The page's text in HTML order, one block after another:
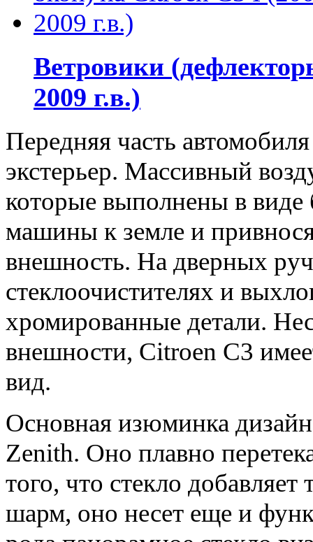
Ветровики
2009 г.в.)
Передняя часть
экстерьер. Массивный
которые выполнены в
машины к земле и
внешность. На дверных
стеклоочистителях и
хромированные детали.
внешности, Citrоen C3
вид.
Основная изюминка
Zenith. Оно плавно
того, что стекло
шарм, оно несет еще и